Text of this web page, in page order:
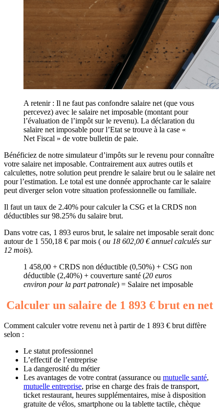
A retenir : Il ne faut pas confondre salaire net (que vous
percevez) avec le salaire net imposable (montant pour
l’évaluation de l’impôt sur le revenu). La déclaration du
salaire net imposable pour l’Etat se trouve à la case «
Net Fiscal » de votre bulletin de paie.
Bénéficiez de notre simulateur d’impôts sur le revenu pour connaître
votre salaire net imposable. Contrairement aux autres outils et
calculettes, notre solution peut prendre le salaire brut ou le salaire net
pour l’estimation. Le total est une donnée approchante car le salaire
peut diverger selon votre situation professionnelle ou familiale.
Il faut un taux de 2.40% pour calculer la CSG et la CRDS non
déductibles sur 98.25% du salaire brut.
Dans votre cas, 1 893 euros brut, le salaire net imposable serait donc
autour de 1 550,18 € par mois ( ou 18 602,00 € annuel calculés sur
12 mois).
1 458,00 + CRDS non déductible (0,50%) + CSG non
déductible (2,40%) + couverture santé (20 euros
environ pour la part patronale) = Salaire net imposable
Calculer un salaire de 1 893 € brut en net
Comment calculer votre revenu net à partir de 1 893 € brut diffère
selon :
Le statut professionnel
L’effectif de l’entreprise
La dangerosité du métier
Les avantages de votre contrat (assurance ou mutuelle santé,
mutuelle entreprise, prise en charge des frais de transport,
ticket restaurant, heures supplémentaires, mise à disposition
gratuite de vélos, smartphone ou la tablette tactile, chèque